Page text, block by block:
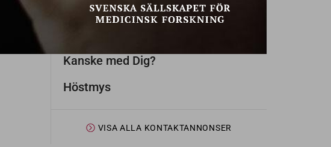
Någon trevlig kvinna som vill ses!
Kanske med Dig?
Höstmys
VISA ALLA KONTAKTANNONSER